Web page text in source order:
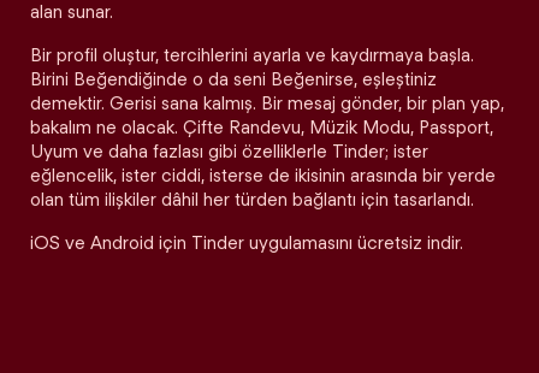
alan sunar.
Bir profil oluştur, tercihlerini ayarla ve kaydırmaya başla.
Birini Beğendiğinde o da seni Beğenirse, eşleştiniz
demektir. Gerisi sana kalmış. Bir mesaj gönder, bir plan yap,
bakalım ne olacak. Çifte Randevu, Müzik Modu, Passport,
Uyum ve daha fazlası gibi özelliklerle Tinder; ister
eğlencelik, ister ciddi, isterse de ikisinin arasında bir yerde
olan tüm ilişkiler dâhil her türden bağlantı için tasarlandı.
iOS ve Android için Tinder uygulamasını ücretsiz indir.